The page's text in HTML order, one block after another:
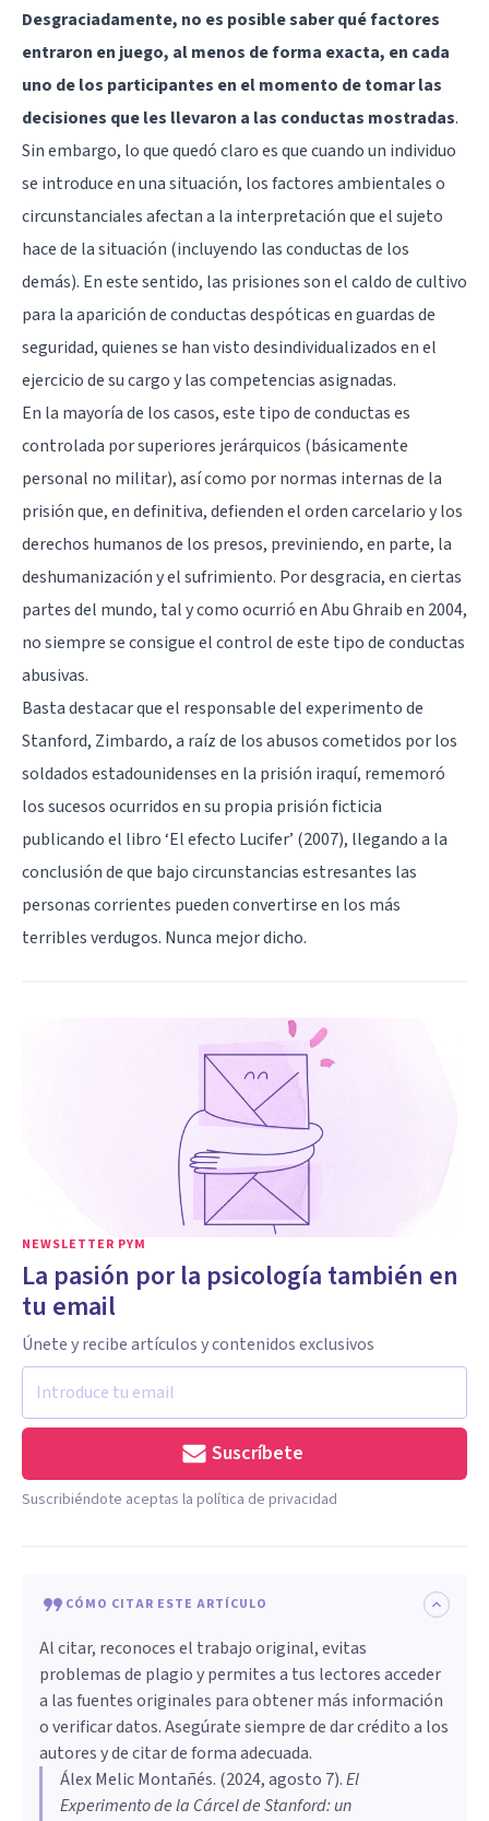
Desgraciadamente, no es posible saber qué factores
entraron en juego, al menos de forma exacta, en cada
uno de los participantes en el momento de tomar las
decisiones que les llevaron a las conductas mostradas.
Sin embargo, lo que quedó claro es que cuando un individuo
se introduce en una situación, los factores ambientales o
circunstanciales afectan a la interpretación que el sujeto
hace de la situación (incluyendo las conductas de los
demás). En este sentido, las prisiones son el caldo de cultivo
para la aparición de conductas despóticas en guardas de
seguridad, quienes se han visto desindividualizados en el
ejercicio de su cargo y las competencias asignadas.
En la mayoría de los casos, este tipo de conductas es
controlada por superiores jerárquicos (básicamente
personal no militar), así como por normas internas de la
prisión que, en definitiva, defienden el orden carcelario y los
derechos humanos de los presos, previniendo, en parte, la
deshumanización y el sufrimiento. Por desgracia, en ciertas
partes del mundo, tal y como ocurrió en Abu Ghraib en 2004,
no siempre se consigue el control de este tipo de conductas
abusivas.
Basta destacar que el responsable del experimento de
Stanford, Zimbardo, a raíz de los abusos cometidos por los
soldados estadounidenses en la prisión iraquí, rememoró
los sucesos ocurridos en su propia prisión ficticia
publicando el libro ‘El efecto Lucifer’ (2007), llegando a la
conclusión de que bajo circunstancias estresantes las
personas corrientes pueden convertirse en los más
terribles verdugos. Nunca mejor dicho.
NEWSLETTER PYM
La pasión por la psicología también en
tu email
Únete y recibe artículos y contenidos exclusivos
Suscríbete
Suscribiéndote aceptas la política de privacidad
CÓMO CITAR ESTE ARTÍCULO
Al citar, reconoces el trabajo original, evitas
problemas de plagio y permites a tus lectores acceder
a las fuentes originales para obtener más información
o verificar datos. Asegúrate siempre de dar crédito a los
autores y de citar de forma adecuada.
Álex Melic Montañés. (2024, agosto 7).El
Experimento de la Cárcel de Stanford: un